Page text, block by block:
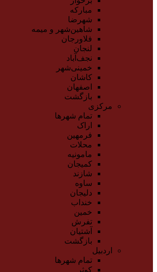
مبارکه
شهرضا
شاهین‌شهر و میمه
فلاورجان
لنجان
نجف‌آباد
خمینی‌شهر
کاشان
اصفهان
بازگشت
مرکزی
تمام شهر‌ها
اراک
فرمهین
محلات
مامونیه
کمیجان
شازند
ساوه
دلیجان
خنداب
خمین
تفرش
آشتیان
بازگشت
اردبیل
تمام شهر‌ها
کوثر